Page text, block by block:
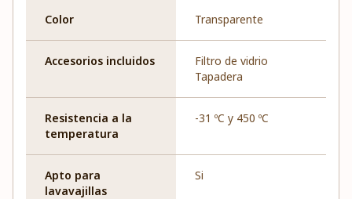
Color Transparente
Accesorios incluidos
Filtro de vidrio
Tapadera
Resistencia a la
temperatura
-31 ºC y 450 ºC
Apto para
lavavajillas
Si